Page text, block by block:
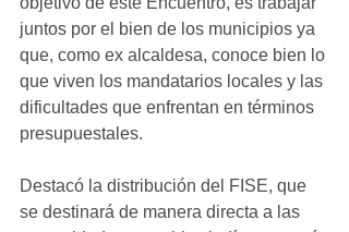
juntos por el bien de los municipios ya
que, como ex alcaldesa, conoce bien lo
que viven los mandatarios locales y las
dificultades que enfrentan en términos
presupuestales.
Destacó la distribución del FISE, que
se destinará de manera directa a las